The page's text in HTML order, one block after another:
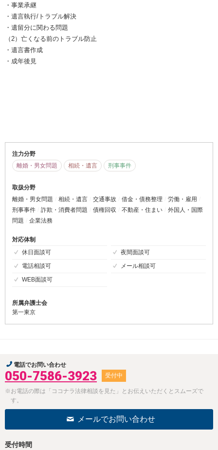
・事業承継
・遺言執行/トラブル解決
・遺留分に関わる問題
（2）亡くなる前のトラブル防止
・遺言書作成
・成年後見
注力分野
離婚・男女問題
相続・遺言 刑事事件
取扱分野
離婚・男女問題
相続・遺言 交通事故 借金・債務整理
労働・雇用
刑事事件
詐欺・消費者問題 債権回収 不動産・住まい
外国人・国際
問題
企業法務
対応体制
休日面談可
夜間面談可
電話相談可
メール相談可
WEB面談可
所属弁護士会
第一東京
電話でお問い合わせ
050-7586-3923 受付中
※お電話の際は「ココナラ法律相談を見た」とお伝えいただくとスムーズで
す。
メールでお問い合わせ
受付時間